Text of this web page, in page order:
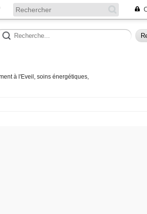
à l'Eveil, soins énergétiques,